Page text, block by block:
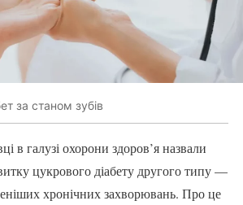
за станом зубів
в галузі охорони здоров’я назвали
цукрового діабету другого типу —
хронічних захворювань. Про це